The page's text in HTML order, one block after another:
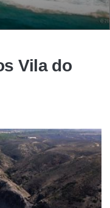
Vila do